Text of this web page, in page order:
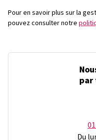
Pour en savoir plus sur la
pouvez consulter notre
par
Du